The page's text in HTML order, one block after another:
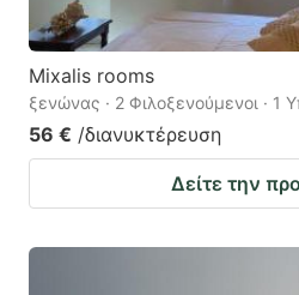
Mixalis rooms
ξενώνας · 2 Φιλοξενούμενοι · 1
56 € /διανυκτέρευση
Δείτε την